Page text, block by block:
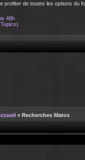
profiter de toutes les options du
48h
» Recherches Matos